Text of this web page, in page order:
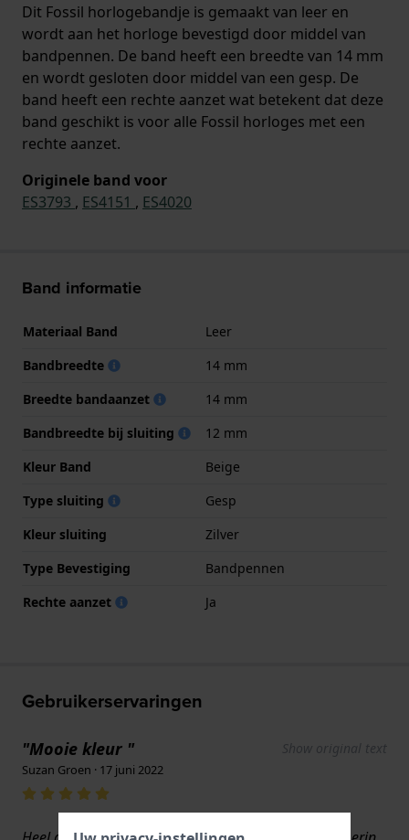
Dit Fossil horlogebandje is gemaakt van leer en
wordt aan het horloge bevestigd door middel van
bandpennen. De band heeft een breedte van 14 mm
en wordt gesloten door middel van een gesp. De
band heeft een rechte aanzet wat betekent dat deze
band geschikt is voor alle Fossil horloges met een
rechte aanzet.
Originele band voor
ES3793 , ES4151 , ES4020
Band informatie
Materiaal Band
Leer
Bandbreedte
14 mm
Breedte bandaanzet
14 mm
Bandbreedte bij sluiting
12 mm
Kleur Band
Beige
Type sluiting
Gesp
Kleur sluiting
Zilver
Type Bevestiging
Bandpennen
Rechte aanzet
Ja
Gebruikerservaringen
"Mooie kleur " Show original text
Suzan Groen · 17 juni 2022